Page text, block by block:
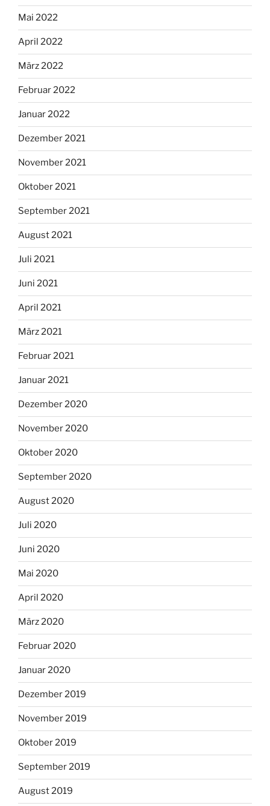
Mai 2022
April 2022
März 2022
Februar 2022
Januar 2022
Dezember 2021
November 2021
Oktober 2021
September 2021
August 2021
Juli 2021
Juni 2021
April 2021
März 2021
Februar 2021
Januar 2021
Dezember 2020
November 2020
Oktober 2020
September 2020
August 2020
Juli 2020
Juni 2020
Mai 2020
April 2020
März 2020
Februar 2020
Januar 2020
Dezember 2019
November 2019
Oktober 2019
September 2019
August 2019